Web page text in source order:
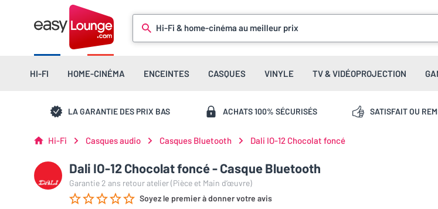
Hi-Fi & home-cinéma au meilleur prix
HI-FI HOME-CINÉMA ENCEINTES CASQUES VINYLE TV & VIDÉOPROJECTION
LA GARANTIE DES PRIX BAS ACHATS 100% SÉCURISÉS SATISFAIT OU
Hi-Fi Casques audio Casques Bluetooth Dali IO-12 Chocolat foncé
Dali IO-12 Chocolat foncé - Casque Bluetooth
Garantie 2 ans retour atelier (Pièce et Main d’œuvre)
Soyez le premier à donner votre avis